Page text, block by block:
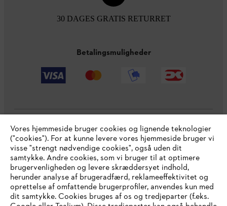
30 DAGES GRATIS RETURRET
Betalingsmuligheder
Virksomheden
STIHL FAQ
Vores hjemmeside bruger cookies og lignende teknologier
("cookies"). For at kunne levere vores hjemmeside bruger vi
visse "strengt nødvendige cookies", også uden dit
samtykke. Andre cookies, som vi bruger til at optimere
brugervenligheden og levere skræddersyet indhold,
herunder analyse af brugeradfærd, reklameeffektivitet og
oprettelse af omfattende brugerprofiler, anvendes kun med
dit samtykke. Cookies bruges af os og tredjeparter (f.eks.